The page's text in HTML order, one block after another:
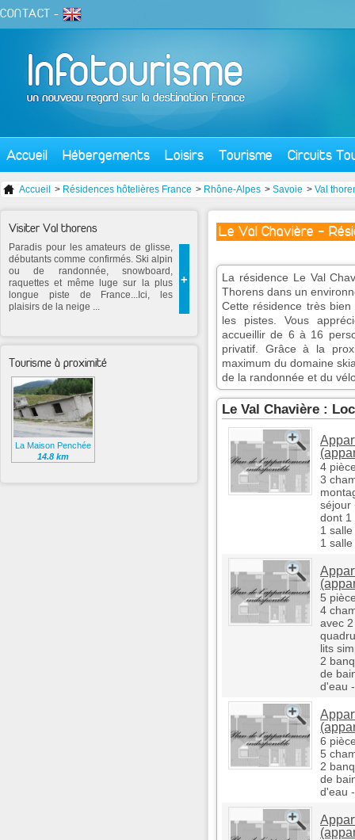
CONTACT -
Accueil Hébergements Loisirs Tourisme Circuits
Accueil > Résidences hôtelières France > Rhône-Alpes > Savoie > Val
Le Val Chavière -
La résidence Le Val
Thorens dans un
Cette résidence très
les pistes. Vous
accueillir de 6 à 16
privatif. Grâce à la
maximum du domaine
de la randonnée et du
Le Val Chavière :
4
3
séjour
dont 1
1
1
5
4
avec
lits
2
de
d'eau
6
5
2
de
d'eau
Visiter Val thorens
+
Paradis pour les amateurs de glisse,
débutants comme confirmés. Ski alpin
ou de randonnée, snowboard,
raquettes et même luge sur la plus
longue piste de France...Ici, les
plaisirs de la neige ...
Tourisme à proximité
La Maison Penchée
14.8 km